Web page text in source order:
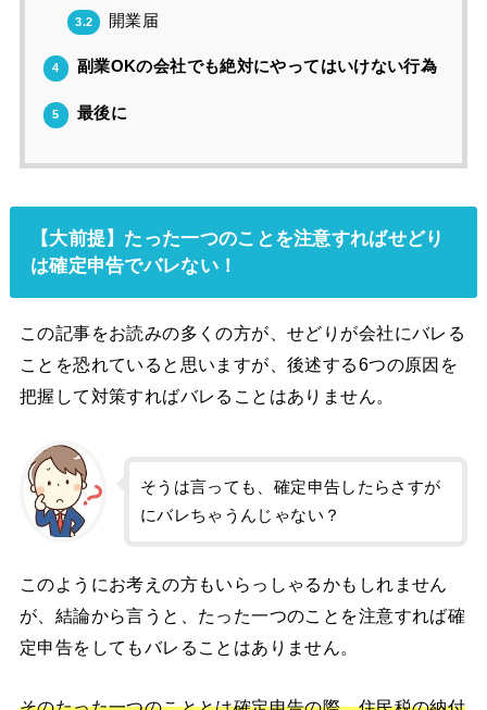
3.2 開業届
4 副業OKの会社でも絶対にやってはいけない行為
5 最後に
【大前提】たった一つのことを注意すればせどり
は確定申告でバレない！
この記事をお読みの多くの方が、せどりが会社にバレる
ことを恐れていると思いますが、後述する6つの原因を
把握して対策すればバレることはありません。
そうは言っても、確定申告したらさすが
にバレちゃうんじゃない？
このようにお考えの方もいらっしゃるかもしれません
が、結論から言うと、たった一つのことを注意すれば確
定申告をしてもバレることはありません。